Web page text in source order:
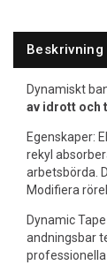
Beskrivning
Dynamiskt
av idrott och
Egenskaper:
rekyl
arbetsbörda.
Modifiera
Dynamic
andningsbar